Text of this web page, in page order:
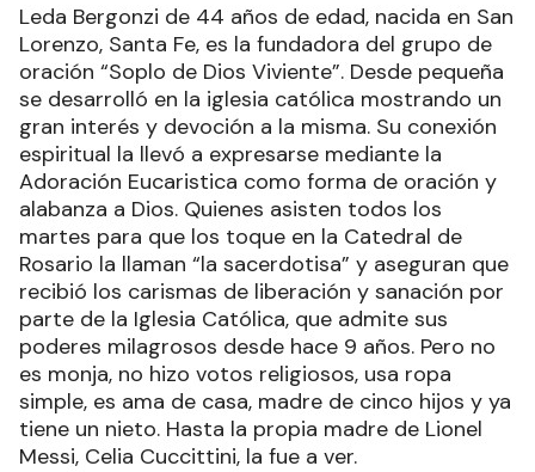
Leda Bergonzi de 44 años de edad, nacida en San
Lorenzo, Santa Fe, es la fundadora del grupo de
oración “Soplo de Dios Viviente”. Desde pequeña
se desarrolló en la iglesia católica mostrando un
gran interés y devoción a la misma. Su conexión
espiritual la llevó a expresarse mediante la
Adoración Eucaristica como forma de oración y
alabanza a Dios. Quienes asisten todos los
martes para que los toque en la Catedral de
Rosario la llaman “la sacerdotisa” y aseguran que
recibió los carismas de liberación y sanación por
parte de la Iglesia Católica, que admite sus
poderes milagrosos desde hace 9 años. Pero no
es monja, no hizo votos religiosos, usa ropa
simple, es ama de casa, madre de cinco hijos y ya
tiene un nieto. Hasta la propia madre de Lionel
Messi, Celia Cuccittini, la fue a ver.